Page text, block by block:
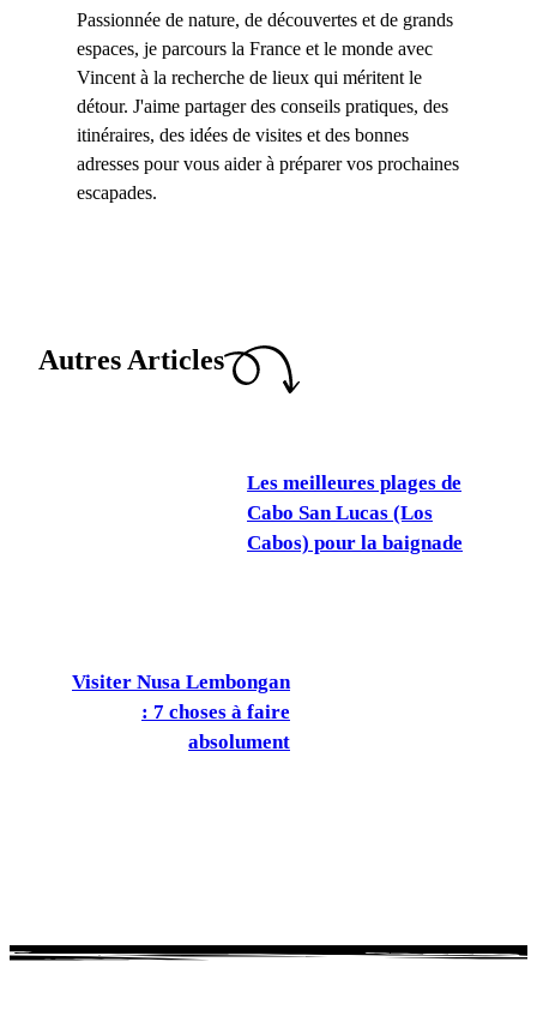
Passionnée de nature, de découvertes et de grands
espaces, je parcours la France et le monde avec
Vincent à la recherche de lieux qui méritent le
détour. J'aime partager des conseils pratiques, des
itinéraires, des idées de visites et des bonnes
adresses pour vous aider à préparer vos prochaines
escapades.
Autres Articles
Les meilleures plages de
Cabo San Lucas (Los
Cabos) pour la baignade
Visiter Nusa Lembongan
: 7 choses à faire
absolument